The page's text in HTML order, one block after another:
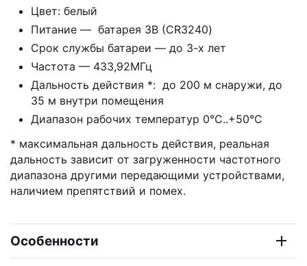
Цвет: белый
Питание — батарея 3В (CR3240)
Срок службы батареи — до 3-х лет
Частота — 433,92МГц
Дальность действия *: до 200 м снаружи, до
35 м внутри помещения
Диапазон рабочих температур 0°С..+50°С
* максимальная дальность действия, реальная
дальность зависит от загруженности частотного
диапазона другими передающими устройствами,
наличием препятствий и помех.
Особенности